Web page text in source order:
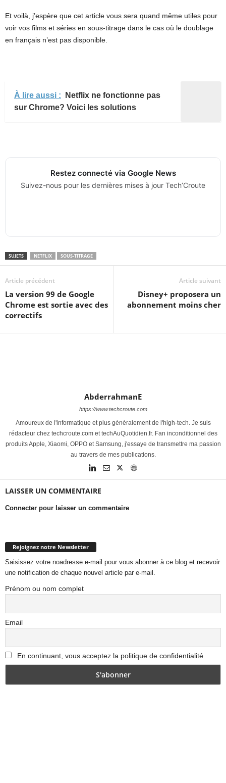
Et voilà, j’espère que cet article vous sera quand même utiles pour
voir vos films et séries en sous-titrage dans le cas où le doublage
en français n’est pas disponible.
À lire aussi :
Netflix ne fonctionne pas
sur Chrome? Voici les solutions
Restez connecté via Google News
Suivez-nous pour les dernières mises à jour Tech’Croute
SUJETS NETFLIX SOUS-TITRAGE
Article précédent
La version 99 de Google
Chrome est sortie avec des
correctifs
Article suivant
Disney+ proposera un
abonnement moins cher
AbderrahmanE
https://www.techcroute.com
Amoureux de l'informatique et plus généralement de l'high-tech. Je suis
rédacteur chez techcroute.com et techAuQuotidien.fr. Fan inconditionnel des
produits Apple, Xiaomi, OPPO et Samsung, j'essaye de transmettre ma passion
au travers de mes publications.
LAISSER UN COMMENTAIRE
Connecter pour laisser un commentaire
Rejoignez notre Newsletter
Saisissez votre noadresse e-mail pour vous abonner à ce blog et recevoir
une notification de chaque nouvel article par e-mail.
Prénom ou nom complet
Email
En continuant, vous acceptez la politique de confidentialité